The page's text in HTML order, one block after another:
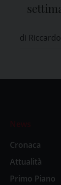
di
News
Cronaca
Attualità
Primo Piano